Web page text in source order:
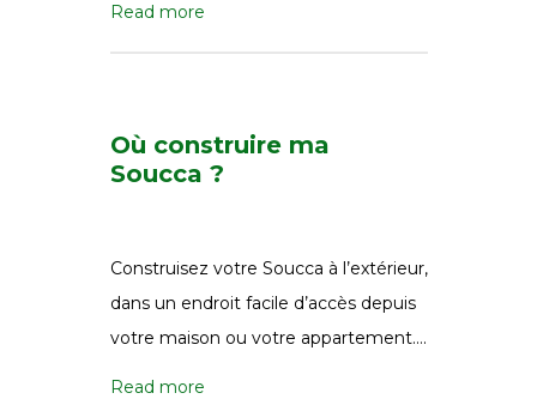
Read more
Où construire ma
Soucca ?
Construisez votre Soucca à l’extérieur,
dans un endroit facile d’accès depuis
votre maison ou votre appartement….
Read more